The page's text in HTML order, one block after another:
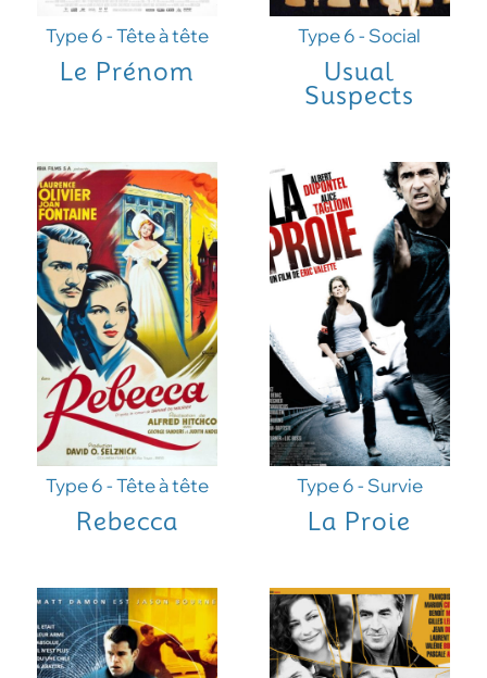
Type 6 - Tête à tête
Le Prénom
Type 6 - Social
Usual
Suspects
Type 6 - Tête à tête
Rebecca
Type 6 - Survie
La Proie